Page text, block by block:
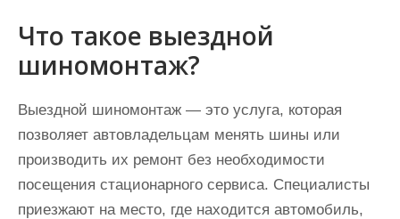
Что такое выездной
шиномонтаж?
Выездной шиномонтаж — это услуга, которая
позволяет автовладельцам менять шины или
производить их ремонт без необходимости
посещения стационарного сервиса. Специалисты
приезжают на место, где находится автомобиль,